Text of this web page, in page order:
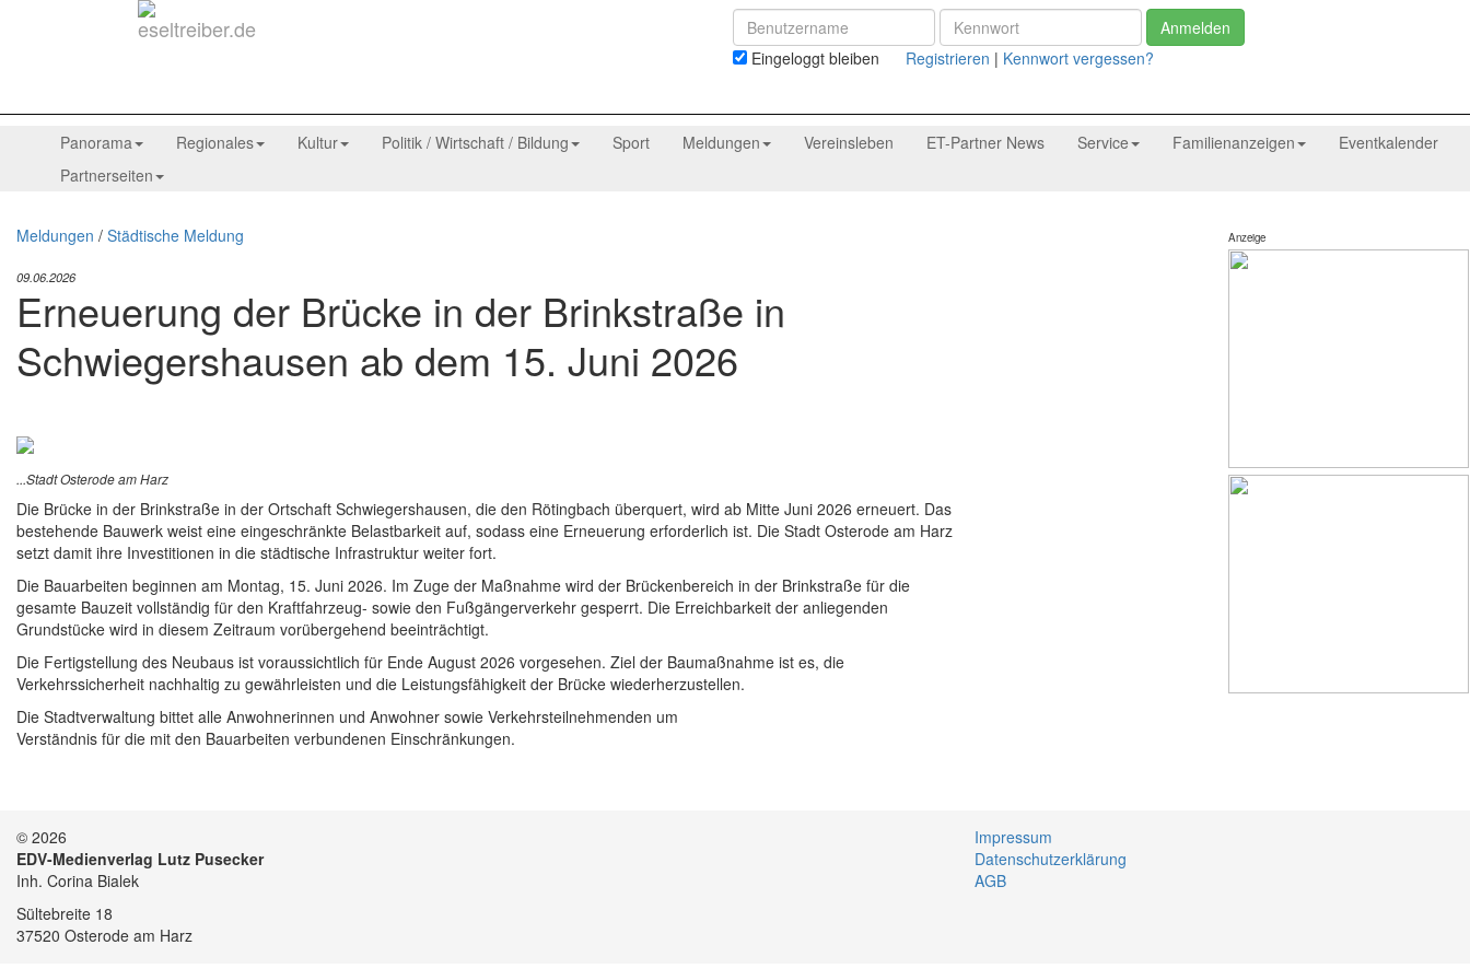
Anmelden
Eingeloggt bleiben Registrieren | Kennwort vergessen?
Panorama Regionales Kultur Politik / Wirtschaft / Bildung Sport Meldungen Vereinsleben ET-Partner News Service Familienanzeigen
Eventkalender
Partnerseiten
Meldungen / Städtische Meldung
09.06.2026
Erneuerung der Brücke in der Brinkstraße in
Schwiegershausen ab dem 15. Juni 2026
...Stadt Osterode am Harz
Die Brücke in der Brinkstraße in der Ortschaft Schwiegershausen, die den Rötingbach überquert, wird ab Mitte Juni 2026 erneuert. Das
bestehende Bauwerk weist eine eingeschränkte Belastbarkeit auf, sodass eine Erneuerung erforderlich ist. Die Stadt Osterode am Harz
setzt damit ihre Investitionen in die städtische Infrastruktur weiter fort.
Die Bauarbeiten beginnen am Montag, 15. Juni 2026. Im Zuge der Maßnahme wird der Brückenbereich in der Brinkstraße für die
gesamte Bauzeit vollständig für den Kraftfahrzeug- sowie den Fußgängerverkehr gesperrt. Die Erreichbarkeit der anliegenden
Grundstücke wird in diesem Zeitraum vorübergehend beeinträchtigt.
Die Fertigstellung des Neubaus ist voraussichtlich für Ende August 2026 vorgesehen. Ziel der Baumaßnahme ist es, die
Verkehrssicherheit nachhaltig zu gewährleisten und die Leistungsfähigkeit der Brücke wiederherzustellen.
Die Stadtverwaltung bittet alle Anwohnerinnen und Anwohner sowie Verkehrsteilnehmenden um
Verständnis für die mit den Bauarbeiten verbundenen Einschränkungen.
Anzeige
© 2026
EDV-Medienverlag Lutz Pusecker
Inh. Corina Bialek
Sültebreite 18
37520 Osterode am Harz
Impressum
Datenschutzerklärung
AGB